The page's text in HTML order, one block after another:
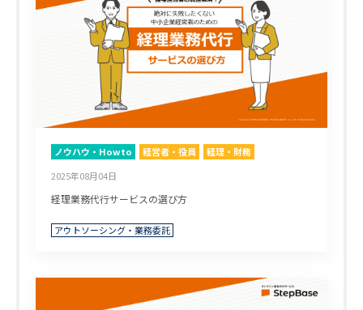
ノウハウ・Howto 経営者・役員
経理・財務
2025年08月04日
経理業務代行サービスの選び方
アウトソーシング・業務委託